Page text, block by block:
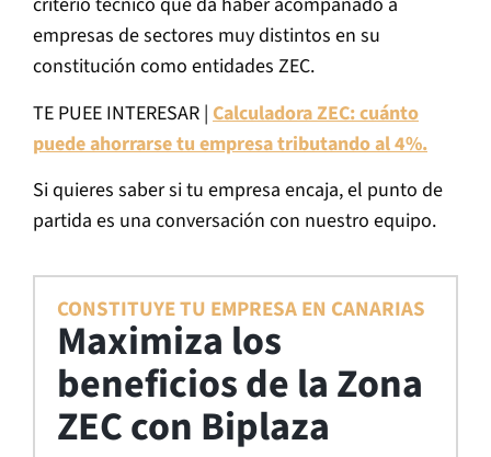
empresas de sectores muy distintos en su
constitución como entidades ZEC.
TE PUEE INTERESAR | Calculadora ZEC: cuánto
puede ahorrarse tu empresa tributando al 4%.
Si quieres saber si tu empresa encaja, el punto de
partida es una conversación con nuestro equipo.
CONSTITUYE TU EMPRESA EN CANARIAS
Maximiza los
beneficios de la Zona
ZEC con Biplaza